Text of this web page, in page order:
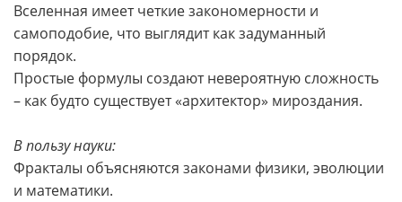
Вселенная имеет четкие закономерности и
самоподобие, что выглядит как задуманный
порядок.
Простые формулы создают невероятную сложность
– как будто существует «архитектор» мироздания.
В пользу науки:
Фракталы объясняются законами физики, эволюции
и математики.